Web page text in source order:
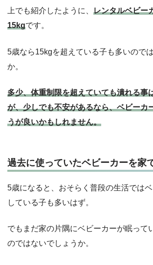
上でも紹介したように、 レンタルベビー
15kgです。
5歳なら15kgを超えている子も多いので
か。
多少、体重制限を超えていても潰れる事
が、少しでも不安があるなら、ベビーカ
うが良いかもしれません。
過去に使っていたベビーカーを家
5歳になると、おそらく普段の生活では
している子も多いはず。
でもまだ家の片隅にベビーカーが眠って
のではないでしょうか。